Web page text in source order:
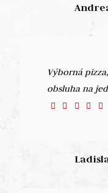
Výborná
obsluha na